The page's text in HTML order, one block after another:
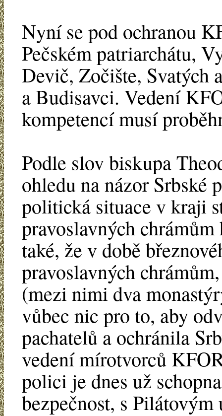
Nyní se pod ochranou
Pečském patriarchátu,
Devič, Zočište, Svatých
a Budisavci. Vedení
kompetencí musí
Podle slov biskupa
ohledu na názor Srbské
politická situace v kraji
pravoslavných
také, že v době
pravoslavných
(mezi nimi dva
vůbec nic pro to, aby
pachatelů a ochránila
vedení mírotvorců
polici je dnes už
bezpečnost, s